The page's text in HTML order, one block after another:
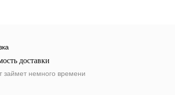
доставки
займет немного времени